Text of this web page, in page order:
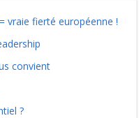
vraie fierté européenne !
convient
?